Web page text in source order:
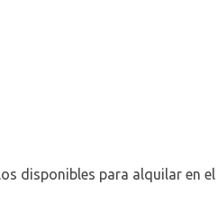
disponibles para alquilar en